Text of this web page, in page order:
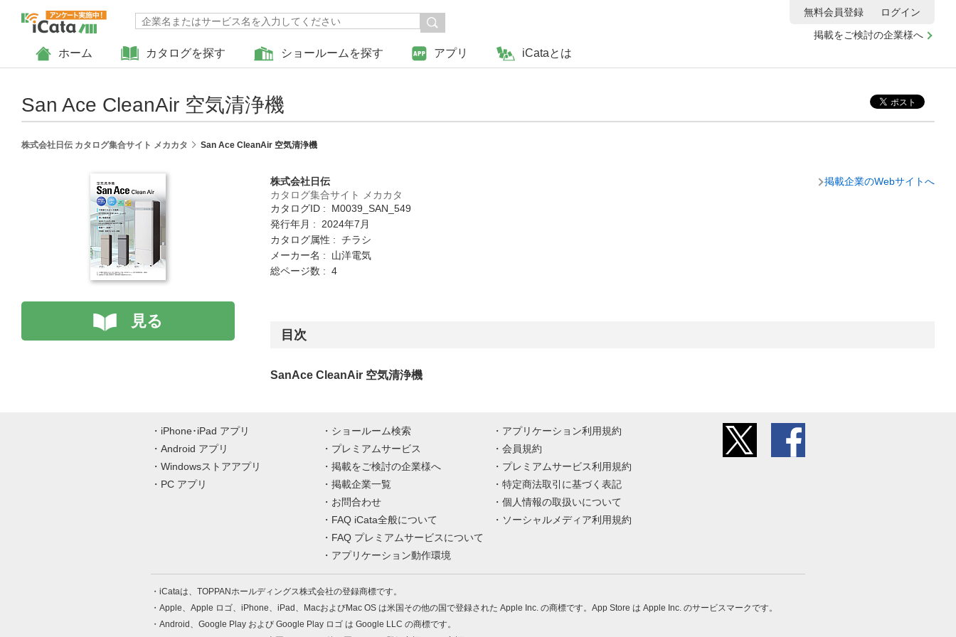
ホーム カタログを探す ショールームを探す アプリ iCataとは
掲載をご検討の企業様へ
無料会員登録 ログイン
San Ace CleanAir 空気清浄機
株式会社日伝 カタログ集合サイト メカカタ San Ace CleanAir 空気清浄機
見る
株式会社日伝
カタログ集合サイト メカカタ
カタログID : M0039_SAN_549
発行年月 : 2024年7月
カタログ属性 : チラシ
メーカー名 : 山洋電気
総ページ数 : 4
掲載企業のWebサイトへ
目次
SanAce CleanAir 空気清浄機
iPhone･iPad アプリ
Android アプリ
Windowsストアアプリ
PC アプリ
ショールーム検索
プレミアムサービス
掲載をご検討の企業様へ
掲載企業一覧
お問合わせ
FAQ iCata全般について
FAQ プレミアムサービスについて
アプリケーション動作環境
アプリケーション利用規約
会員規約
プレミアムサービス利用規約
特定商法取引に基づく表記
個人情報の取扱いについて
ソーシャルメディア利用規約
iCataは、TOPPANホールディングス株式会社の登録商標です。
Apple、Apple ロゴ、iPhone、iPad、MacおよびMac OS は米国その他の国で登録された Apple Inc. の商標です。App Store は Apple Inc. のサービスマークです。
Android、Google Play および Google Play ロゴ は Google LLC の商標です。